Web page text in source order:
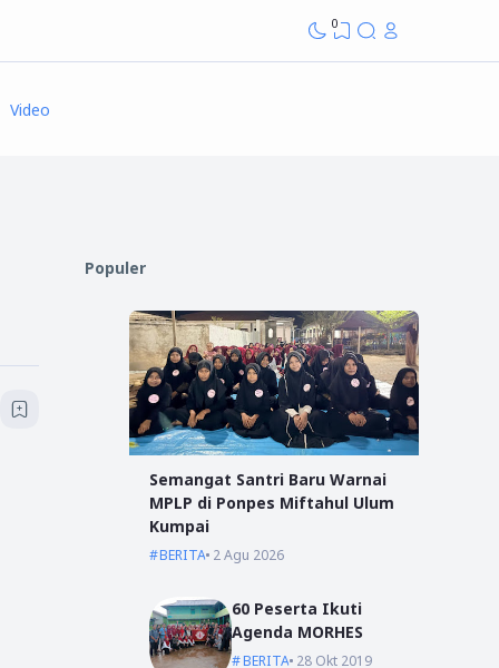
0
Video
Populer
Semangat Santri Baru Warnai
MPLP di Ponpes Miftahul Ulum
Kumpai
BERITA 2 Agu 2026
60 Peserta Ikuti
Agenda MORHES
BERITA 28 Okt 2019